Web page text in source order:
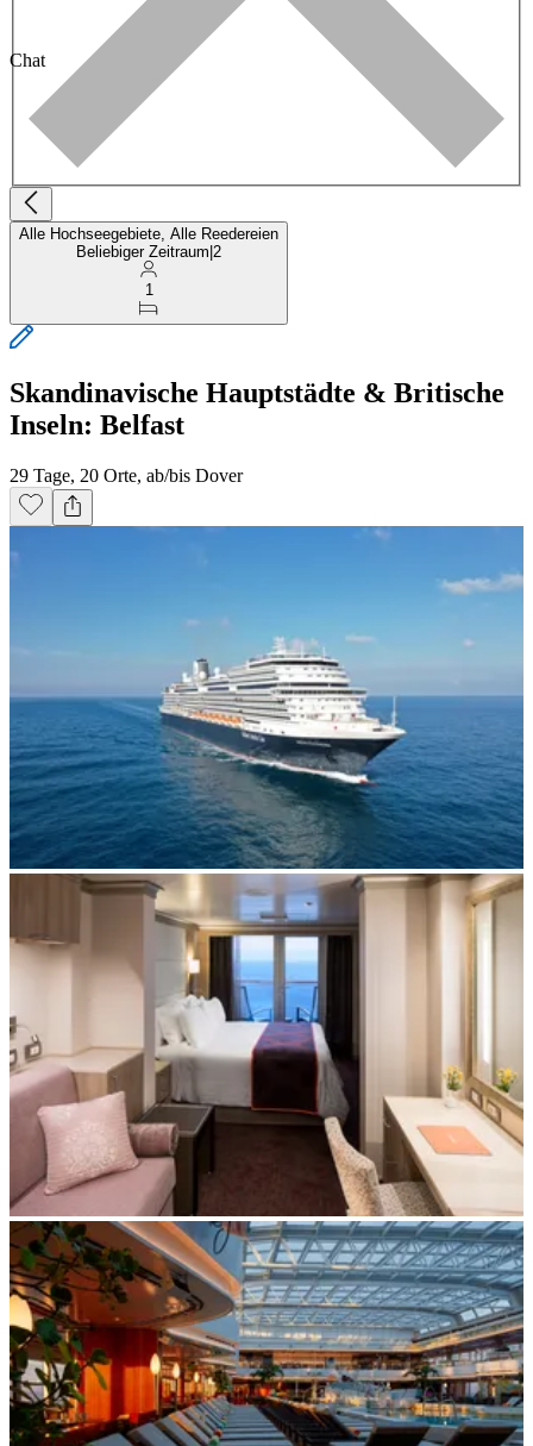
Chat
Alle Hochseegebiete, Alle Reedereien
Beliebiger Zeitraum 2
1
Skandinavische Hauptstädte & Britische
Inseln: Belfast
29 Tage, 20 Orte, ab/bis Dover